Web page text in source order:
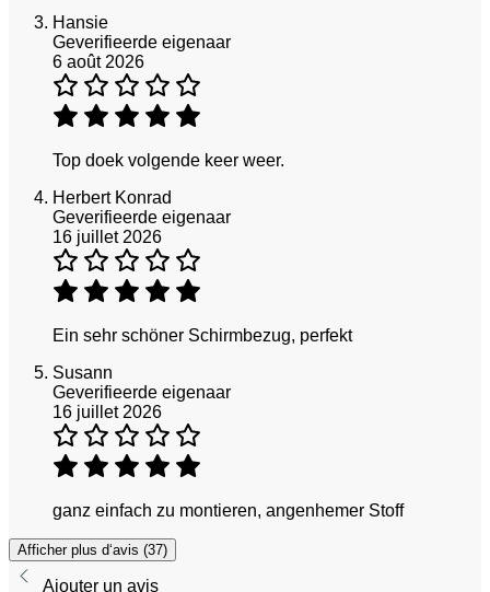
Hansie
Geverifieerde eigenaar
6 août 2026
Top doek volgende keer weer.
Herbert Konrad
Geverifieerde eigenaar
16 juillet 2026
Ein sehr schöner Schirmbezug, perfekt
Susann
Geverifieerde eigenaar
16 juillet 2026
ganz einfach zu montieren, angenhemer Stoff
Afficher plus d‘avis (37)
Ajouter un avis